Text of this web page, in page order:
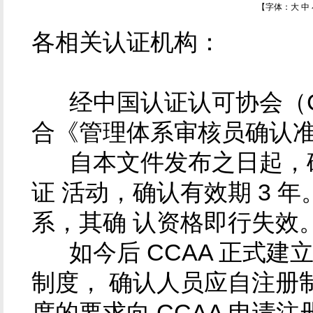
【字体：大 中
各相关认证机构：
经中国认证认可协会（
合《管理体系审核员确认
自本文件发布之日起，
证 活动，确认有效期 3 年
系，其确 认资格即行失效
如今后 CCAA 正式建立
制度， 确认人员应自注册